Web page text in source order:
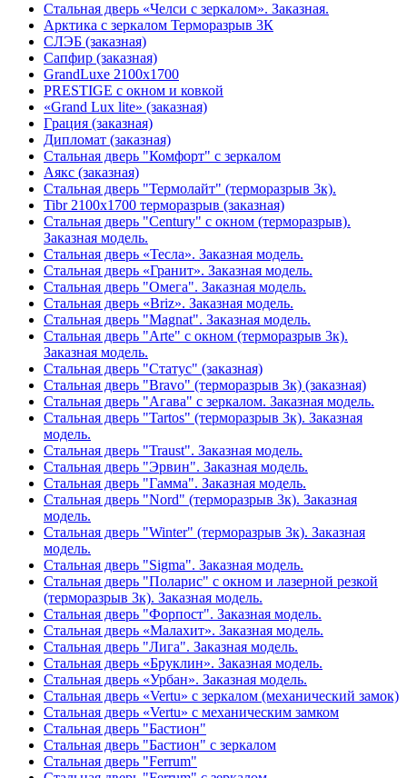
Стальная дверь «Челси с зеркалом». Заказная.
Арктика с зеркалом Терморазрыв 3К
СЛЭБ (заказная)
Сапфир (заказная)
GrandLuxe 2100х1700
PRESTIGE с окном и ковкой
«Grand Lux lite» (заказная)
Гpация (заказная)
Дипломат (заказная)
Стальная дверь "Комфорт" с зеркалом
Аякс (заказная)
Стальная дверь "Термолайт" (терморазрыв 3к).
Tibr 2100х1700 терморазрыв (заказная)
Стальная дверь "Century" с окном (терморазрыв).
Заказная модель.
Стальная дверь «Тесла». Заказная модель.
Стальная дверь «Гранит». Заказная модель.
Стальная дверь "Омега". Заказная модель.
Стальная дверь «Briz». Заказная модель.
Стальная дверь "Magnat". Заказная модель.
Стальная дверь "Arte" с окном (терморазрыв 3к).
Заказная модель.
Стальная дверь "Статус" (заказная)
Стальная дверь "Bravo" (терморазрыв 3к) (заказная)
Стальная дверь "Агава" с зеркалом. Заказная модель.
Стальная дверь "Tartos" (терморазрыв 3к). Заказная
модель.
Стальная дверь "Traust". Заказная модель.
Стальная дверь "Эрвин". Заказная модель.
Стальная дверь "Гамма". Заказная модель.
Стальная дверь "Nord" (терморазрыв 3к). Заказная
модель.
Стальная дверь "Winter" (терморазрыв 3к). Заказная
модель.
Стальная дверь "Sigma". Заказная модель.
Стальная дверь "Поларис" с окном и лазерной резкой
(терморазрыв 3к). Заказная модель.
Стальная дверь "Форпост". Заказная модель.
Стальная дверь «Малахит». Заказная модель.
Стальная дверь "Лига". Заказная модель.
Стальная дверь «Бруклин». Заказная модель.
Стальная дверь «Урбан». Заказная модель.
Стальная дверь «Vertu» с зеркалом (механический замок)
Стальная дверь «Vertu» с механическим замком
Стальная дверь "Бастион"
Стальная дверь "Бастион" с зеркалом
Стальная дверь "Ferrum"